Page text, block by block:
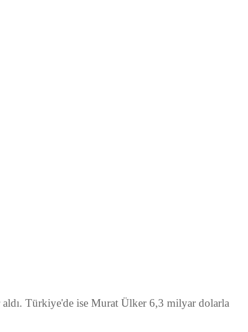
Türkiye'de ise Murat Ülker 6,3 milyar dolarla